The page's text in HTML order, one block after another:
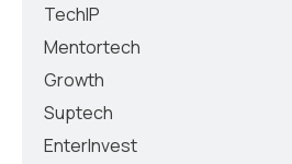
TechIP
Mentortech
Growth
Suptech
EnterInvest